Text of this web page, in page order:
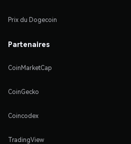
Prix du Dogecoin
Partenaires
CoinMarketCap
CoinGecko
Coincodex
TradingView